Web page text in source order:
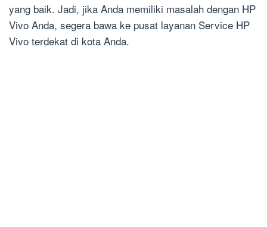
yang baik. Jadi, jika Anda memiliki masalah dengan HP
Vivo Anda, segera bawa ke pusat layanan Service HP
Vivo terdekat di kota Anda.